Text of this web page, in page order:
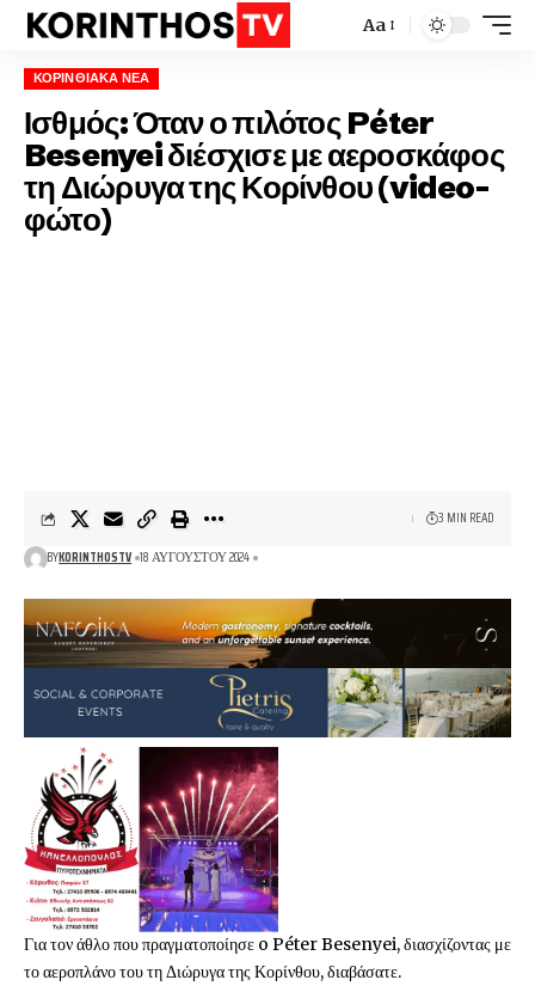
Aa
ΚΟΡΙΝΘΙΑΚΆ ΝΈΑ
Ισθμός: Όταν ο πιλότος Péter
Besenyei διέσχισε με αεροσκάφος
τη Διώρυγα της Κορίνθου (video-
φώτο)
BYKORINTHOSTV 18 ΑΥΓΟΎΣΤΟΥ 2024
3 MIN READ
Για τον άθλο που πραγματοποίησε o Péter Besenyei, διασχίζοντας με
το αεροπλάνο του τη Διώρυγα της Κορίνθου, διαβάσατε.